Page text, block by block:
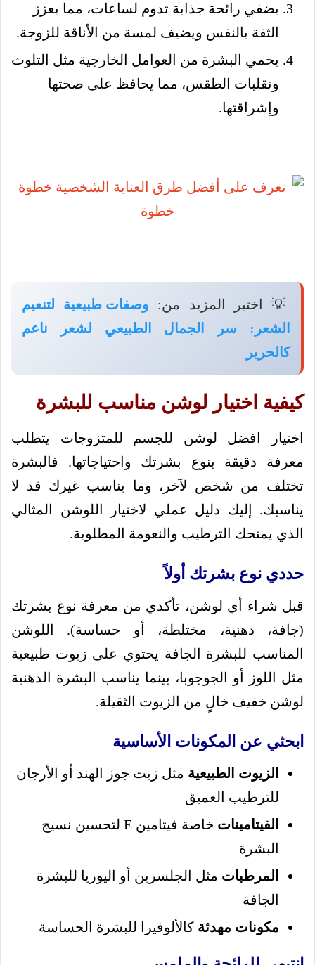
يضفي رائحة جذابة تدوم لساعات، مما يعزز
الثقة بالنفس ويضيف لمسة من الأناقة للزوجة.
يحمي البشرة من العوامل الخارجية مثل التلوث
وتقلبات الطقس، مما يحافظ على صحتها
وإشراقتها.
💡 اختبر المزيد من: وصفات طبيعية لتنعيم
الشعر: سر الجمال الطبيعي لشعر ناعم
كالحرير
كيفية اختيار لوشن مناسب للبشرة
اختيار افضل لوشن للجسم للمتزوجات يتطلب
معرفة دقيقة بنوع بشرتك واحتياجاتها. فالبشرة
تختلف من شخص لآخر، وما يناسب غيرك قد لا
يناسبك. إليك دليل عملي لاختيار اللوشن المثالي
الذي يمنحك الترطيب والنعومة المطلوبة.
حددي نوع بشرتك أولاً
قبل شراء أي لوشن، تأكدي من معرفة نوع بشرتك
(جافة، دهنية، مختلطة، أو حساسة). اللوشن
المناسب للبشرة الجافة يحتوي على زيوت طبيعية
مثل اللوز أو الجوجوبا، بينما يناسب البشرة الدهنية
لوشن خفيف خالٍ من الزيوت الثقيلة.
ابحثي عن المكونات الأساسية
الزيوت الطبيعية مثل زيت جوز الهند أو الأرجان
للترطيب العميق
الفيتامينات
خاصة فيتامين E لتحسين نسيج
البشرة
المرطبات مثل الجلسرين أو اليوريا للبشرة
الجافة
مكونات مهدئة كالألوفيرا للبشرة الحساسة